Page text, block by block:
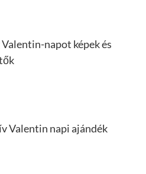
napot képek és
Valentin napi ajándék